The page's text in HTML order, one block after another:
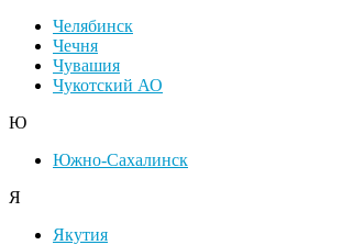
Челябинск
Чечня
Чувашия
Чукотский АО
Ю
Южно-Сахалинск
Я
Якутия